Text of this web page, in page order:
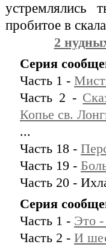
устремлялись
пробитое в
2
Серия
Часть 1 -
Часть 2 -
Копье св.
...
Часть 18 -
Часть 19 -
Часть 20 -
Серия
Часть 1 - Это -
Часть 2 - И